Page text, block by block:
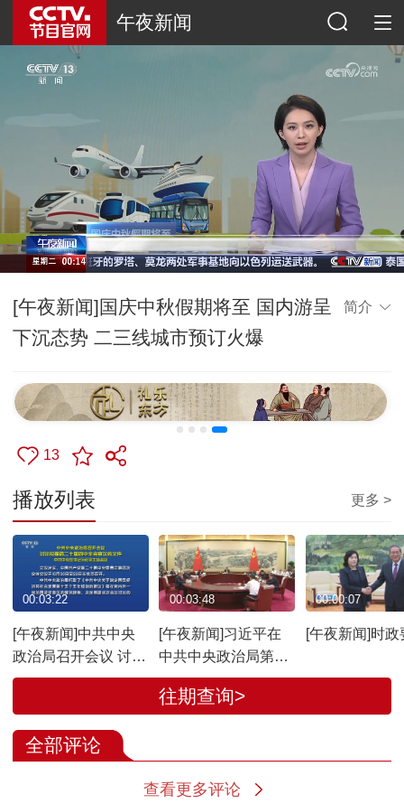
午夜新闻
[午夜新闻]国庆中秋假期将至 国内游呈
下沉态势 二三线城市预订火爆
简介
13
播放列表 更多 >
[午夜新闻]中共中央
政治局召开会议 讨论
拟提请二十届四中全
会议
00:03:22
[午夜新闻]习近平在
中共中央政治局第二
十二次集体学习时强
调 系统推进我国宗教
00:03:48
[午夜新闻]时政
00:00:07
往期查询>
全部评论
查看更多评论